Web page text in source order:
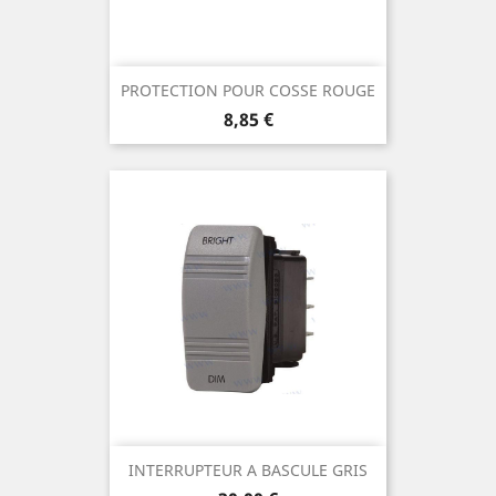
PROTECTION POUR COSSE ROUGE
Prix
8,85 €
INTERRUPTEUR A BASCULE GRIS